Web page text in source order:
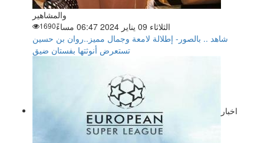
والمشاهير
الثلاثاء 09 يناير 2024 06:47 مساءً
1690
شاهد .. بالصور- إطلالة لامعة وجمال مميز..روان بن حسين
تستعرض أنوثتها بفستان ضيق
اخبار